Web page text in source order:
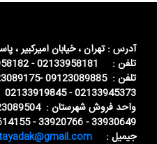
آدرس : تهران ، خیابان امیرکبیر ،
تلفن : 02133958181 - 02133958182
تلفن : 09123089885 -09123089175 -02133952940 -
02133945373 - 02133919845
واحد فروش شهرستان : 09123089504-09393089885
33930649 - 33920766 - 36614155 - 36614139 - 33920765
جیمیل :